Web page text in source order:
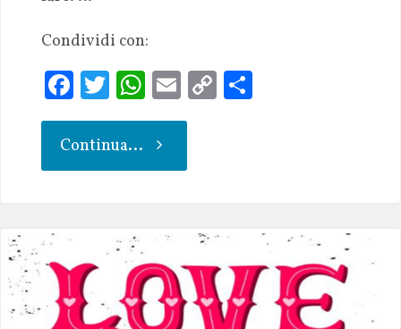
Condividi con:
Fa
ce
b
oo
T
w
it
te
W
h
at
s
p
E
m
l
C
n
k
S
Continua...